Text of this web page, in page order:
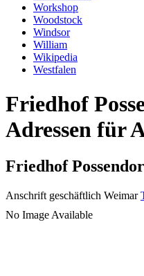
Workshop
Woodstock
Windsor
William
Wikipedia
Westfalen
Friedhof
Adressen für
Friedhof
Anschrift geschäftlich Weimar
No Image Available